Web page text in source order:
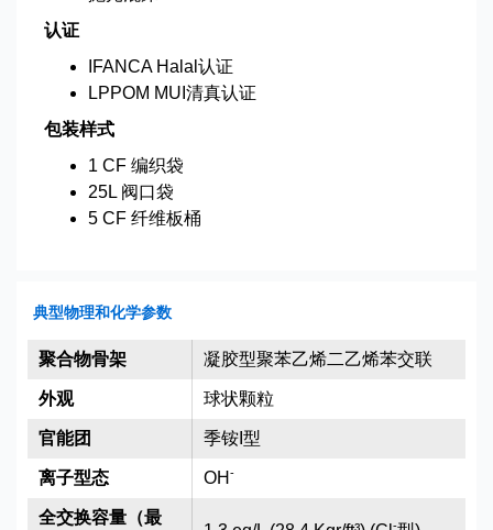
认证
IFANCA Halal认证
LPPOM MUI清真认证
包装样式
1 CF 编织袋
25L 阀口袋
5 CF 纤维板桶
典型物理和化学参数
凝胶型聚苯乙烯二乙烯苯交联
球状颗粒
季铵I型
OH -
-
聚合物骨架
外观
官能团
离子型态
全交换容量（最